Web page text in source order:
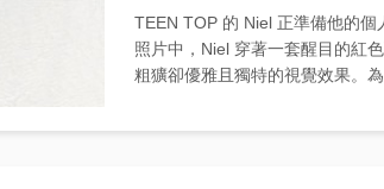
TEEN TOP 的 Niel 正準備他的個人回歸。
照片中，Niel 穿著一套醒目的紅
粗獷卻優雅且獨特的視覺效果。為